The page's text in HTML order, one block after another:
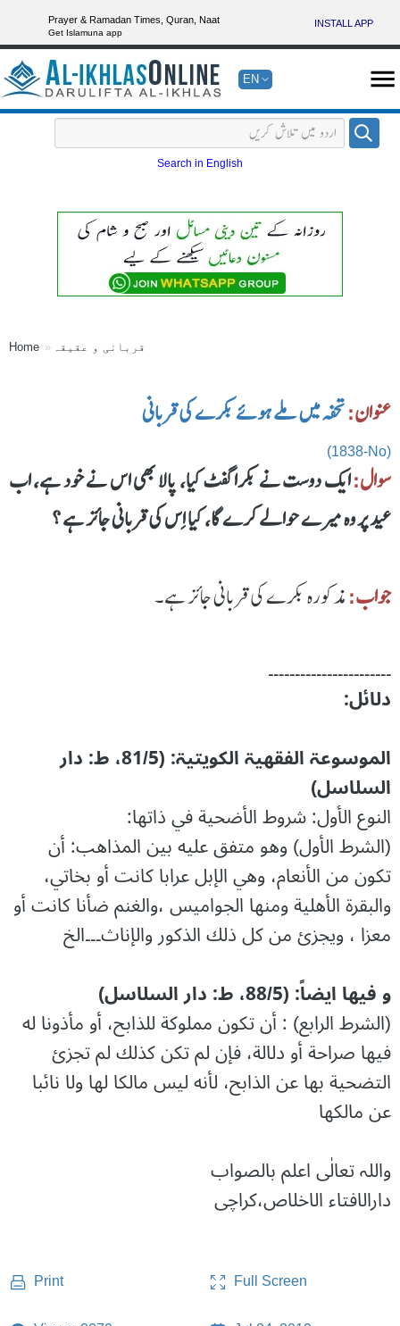
Prayer & Ramadan Times, Quran, Naat
Get Islamuna app
INSTALL APP
EN
Search in English
Home قربانی و عقیقہ
عنوان:تحفہ میں ملے ہوئے بکرے کی قربانی
(1838-No)
سوال:ایک دوست نے بکرا گفٹ کیا، پالا بھی اس نے خود ہے، اب
عید پر وہ میرے حوالے کرے گا، کیا اِس کی قربانی جائز ہے ؟
جواب:مذکورہ بکرے کی قربانی جائز ہے۔
۔۔۔۔۔۔۔۔۔۔۔۔۔۔۔۔۔۔۔۔۔۔۔
دلائل:
الموسوعۃ الفقھیۃ الکویتیۃ: (81/5، ط: دار
السلاسل)
النوع الأول: شروط الأضحية في ذاتها:
(الشرط الأول) وهو متفق عليه بين المذاهب: أن
تكون من الأنعام، وهي الإبل عرابا كانت أو بخاتي،
والبقرة الأهلية ومنها الجواميس ،والغنم ضأنا كانت أو
معزا ، ويجزئ من كل ذلك الذكور والإناث۔۔۔الخ
و فیھا ایضاً: (88/5، ط: دار السلاسل)
(الشرط الرابع) : أن تكون مملوكة للذابح، أو مأذونا له
فيها صراحة أو دلالة، فإن لم تكن كذلك لم تجزئ
التضحية بها عن الذابح، لأنه ليس مالكا لها ولا نائبا
عن مالكها
واللہ تعالٰی اعلم بالصواب
دارالافتاء الاخلاص،کراچی
Print Full Screen